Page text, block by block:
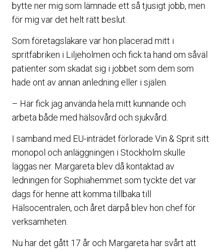
bytte ner mig som lämnade ett så tjusigt jobb, men
för mig var det helt rätt beslut.
Som företagsläkare var hon placerad mitt i
spritfabriken i Liljeholmen och fick ta hand om såväl
patienter som skadat sig i jobbet som dem som
hade ont av annan anledning eller i själen.
– Här fick jag använda hela mitt kunnande och
arbeta både med hälsovård och sjukvård.
I samband med EU-inträdet förlorade Vin & Sprit sitt
monopol och anläggningen i Stockholm skulle
läggas ner. Margareta blev då kontaktad av
ledningen för Sophiahemmet som tyckte det var
dags för henne att komma tillbaka till
Hälsocentralen, och året därpå blev hon chef för
verksamheten.
Nu har det gått 17 år och Margareta har svårt att